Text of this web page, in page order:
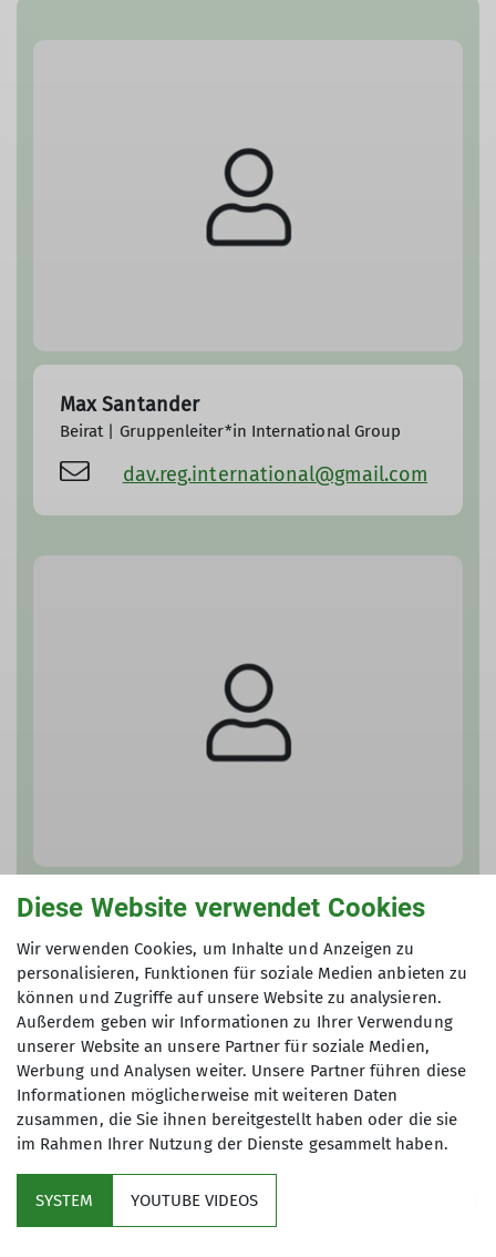
Max Santander
Beirat | Gruppenleiter*in International Group
dav.reg.international@gmail.com
Andreas Nausch
Beirat | Gruppenleiter*in International Group
dav.reg.international@gmail.com
Diese Website verwendet Cookies
Wir verwenden Cookies, um Inhalte und Anzeigen zu
personalisieren, Funktionen für soziale Medien anbieten zu
können und Zugriffe auf unsere Website zu analysieren.
Außerdem geben wir Informationen zu Ihrer Verwendung
unserer Website an unsere Partner für soziale Medien,
Werbung und Analysen weiter. Unsere Partner führen diese
Informationen möglicherweise mit weiteren Daten
zusammen, die Sie ihnen bereitgestellt haben oder die sie
im Rahmen Ihrer Nutzung der Dienste gesammelt haben.
SYSTEM YOUTUBE VIDEOS